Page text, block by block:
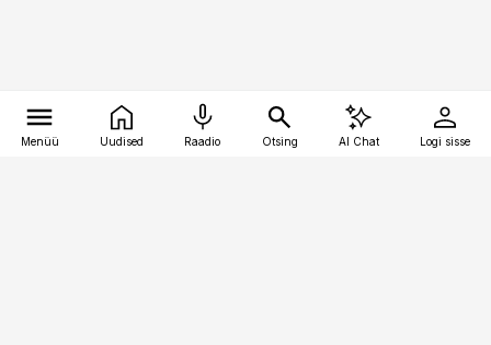
Menüü Uudised Raadio Otsing AI Chat Logi sisse